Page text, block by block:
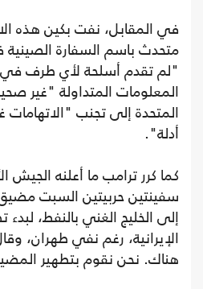
في المقابل، نفت بكين هذه
متحدث باسم السفارة
"لم تقدم أسلحة لأي طرف في
المعلومات المتداولة "غير
المتحدة إلى تجنب "الاتهامات
أدلة".
كما كرر ترامب ما أعلنه الجيش
سفينتين حربيتين السبت مضيق
إلى الخليج الغني بالنفط، لبدء
الإيرانية، رغم نفي طهران،
هناك. نحن نقوم بتطهير